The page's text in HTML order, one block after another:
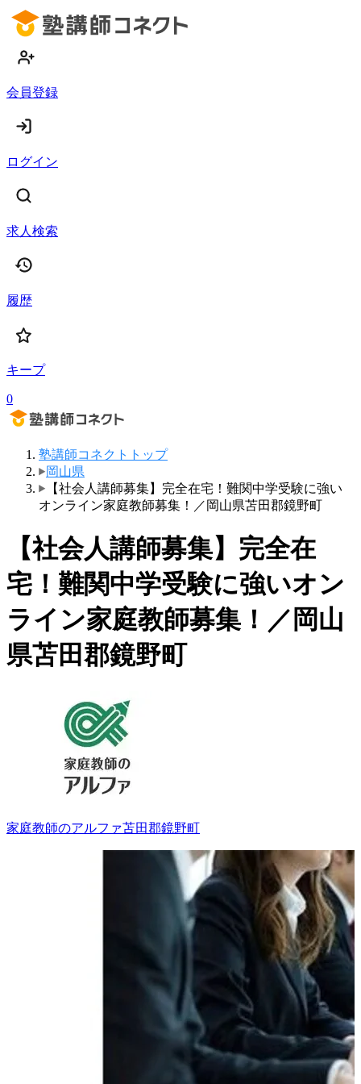
会員登録
ログイン
求人検索
履歴
キープ
0
塾講師コネクトトップ
岡山県
【社会人講師募集】完全在宅！難関中学受験に強い
オンライン家庭教師募集！／岡山県苫田郡鏡野町
【社会人講師募集】完全在
宅！難関中学受験に強いオン
ライン家庭教師募集！／岡山
県苫田郡鏡野町
家庭教師のアルファ苫田郡鏡野町